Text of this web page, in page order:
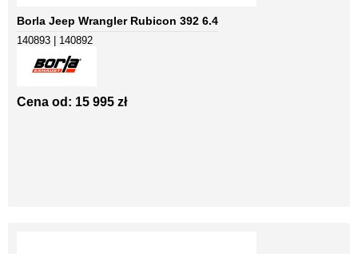
Borla Jeep Wrangler Rubicon 392 6.4
140893 | 140892
Cena od: 15 995 zł